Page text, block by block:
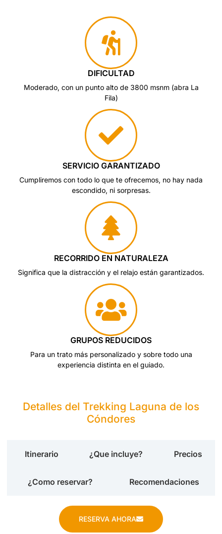
DIFICULTAD
Moderado, con un punto alto de 3800 msnm (abra La
Fila)
SERVICIO GARANTIZADO
Cumpliremos con todo lo que te ofrecemos, no hay nada
escondido, ni sorpresas.
RECORRIDO EN NATURALEZA
Significa que la distracción y el relajo están garantizados.
GRUPOS REDUCIDOS
Para un trato más personalizado y sobre todo una
experiencia distinta en el guiado.
Detalles del Trekking Laguna de los
Cóndores
Itinerario ¿Que incluye? Precios
¿Como reservar? Recomendaciones
RESERVA AHORA